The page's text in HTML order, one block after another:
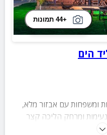
+44 תמונות
הים
ומשפחות עם אבזור מלא,
ומרחק הליכה קצר
בהנאה וחוויות